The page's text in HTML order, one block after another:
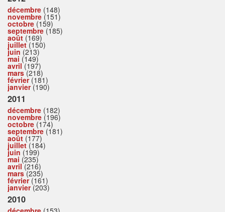
décembre (148)
novembre (151)
octobre (159)
septembre (185)
août (169)
juillet(150)
juin (213)
mai (149)
avril(197)
mars(218)
février(181)
janvier(190)
2011
décembre (182)
novembre (196)
octobre (174)
septembre (181)
août (177)
juillet(184)
juin (199)
mai (235)
avril(216)
mars(235)
février(161)
janvier(203)
2010